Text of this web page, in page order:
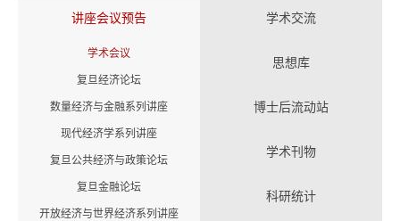
讲座会议预告
学术会议
复旦经济论坛
数量经济与金融系列讲座
现代经济学系列讲座
复旦公共经济与政策论坛
复旦金融论坛
开放经济与世界经济系列讲座
学术交流
思想库
博士后流动站
学术刊物
科研统计